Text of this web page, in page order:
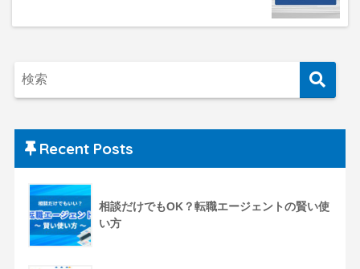
Recent Posts
相談だけでもOK？転職エージェントの賢い使
い方